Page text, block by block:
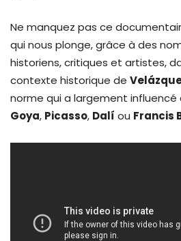
Ne manquez pas ce
qui nous plonge, grâce à des
historiens, critiques et artistes,
contexte historique de
norme qui a largement
Goya, Picasso, Dalí ou Francis